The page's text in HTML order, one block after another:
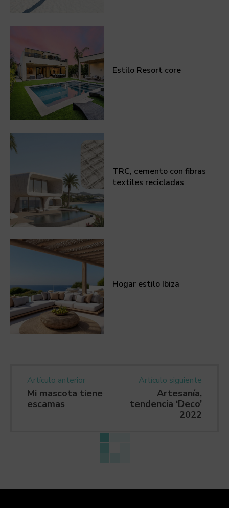
Estilo Resort core
TRC, cemento con fibras
textiles recicladas
Hogar estilo Ibiza
Artículo anterior
Mi mascota tiene
escamas
Artículo siguiente
Artesanía,
tendencia ‘Deco’
2022